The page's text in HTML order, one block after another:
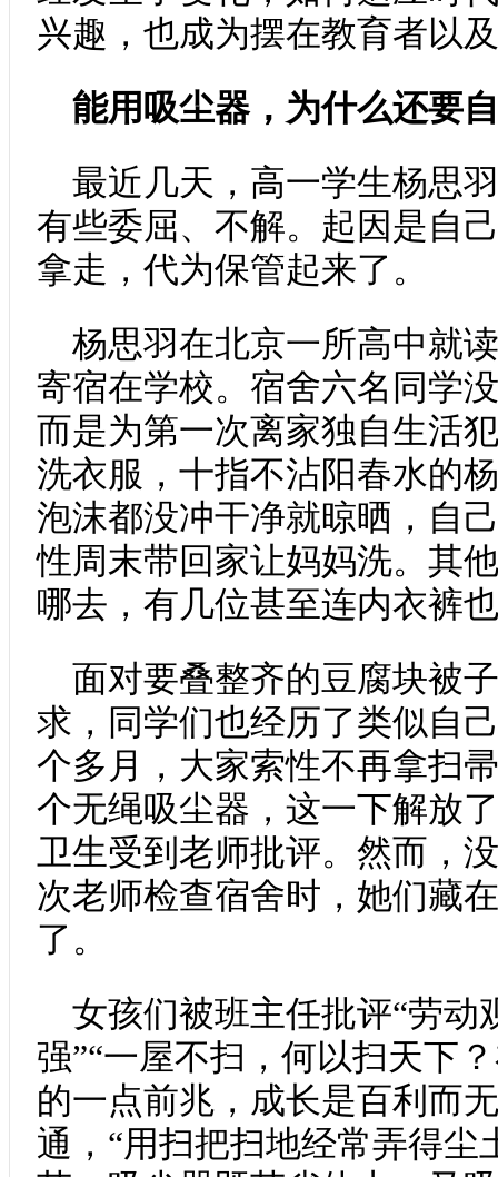
兴趣，也成为摆在教育者以
能用吸尘器，为什么还要
最近几天，高一学生杨思
有些委屈、不解。起因是自
拿走，代为保管起来了。
杨思羽在北京一所高中就
寄宿在学校。宿舍六名同学
而是为第一次离家独自生活
洗衣服，十指不沾阳春水的
泡沫都没冲干净就晾晒，自
性周末带回家让妈妈洗。其
哪去，有几位甚至连内衣裤
面对要叠整齐的豆腐块被
求，同学们也经历了类似自
个多月，大家索性不再拿扫
个无绳吸尘器，这一下解放
卫生受到老师批评。然而，
次老师检查宿舍时，她们藏
了。
女孩们被班主任批评“劳动
强”“一屋不扫，何以扫天下
的一点前兆，成长是百利而
通，“用扫把扫地经常弄得尘